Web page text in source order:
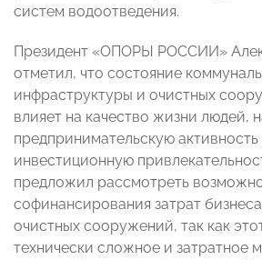
систем водоотведения.
Президент «ОПОРЫ РОССИИ»
отметил, что состояние
инфраструктуры и очистных
влияет на качество жизни людей,
предпринимательскую активность
инвестиционную
предложил рассмотреть
софинансирования затрат
очистных сооружений, так как
технически сложное и затратное